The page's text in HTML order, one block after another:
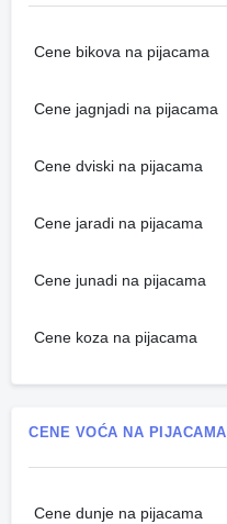
Cene bikova na pijacama
Cene jagnjadi na pijacama
Cene dviski na pijacama
Cene jaradi na pijacama
Cene junadi na pijacama
Cene koza na pijacama
CENE VOĆA NA PIJACAMA
Cene dunje na pijacama